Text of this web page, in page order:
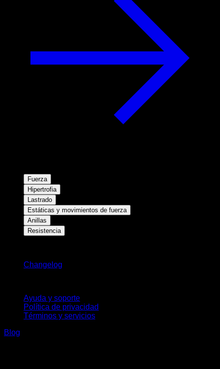
Fuerza
Hipertrofia
Lastrado
Estáticas y movimientos de fuerza
Anillas
Resistencia
Changelog
Ayuda y soporte
Política de privacidad
Términos y servicios
Blog